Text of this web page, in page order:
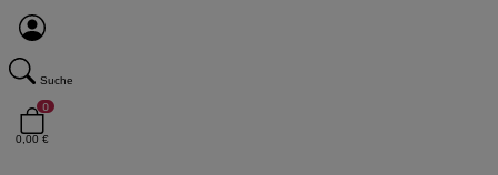
Suche
0
0,00 €